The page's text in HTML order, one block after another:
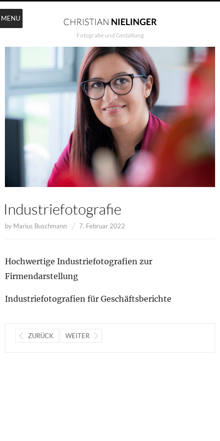
Fotografie und Gestaltung
Industriefotografie
by Marius Buschmann 7. Februar 2022
Hochwertige Industriefotografien zur
Firmendarstellung
Industriefotografien für Geschäftsberichte
ZURÜCK WEITER
MENU